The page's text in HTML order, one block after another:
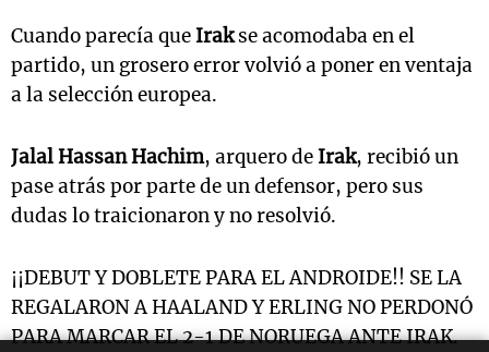
Cuando parecía que Irakse acomodaba en el
partido, un grosero error volvió a poner en ventaja
a la selección europea.
Jalal Hassan Hachim, arquero de Irak, recibió un
pase atrás por parte de un defensor, pero sus
dudas lo traicionaron y no resolvió.
¡¡DEBUT Y DOBLETE PARA EL ANDROIDE!! SE LA
REGALARON A HAALAND Y ERLING NO PERDONÓ
PARA MARCAR EL 2-1 DE NORUEGA ANTE IRAK.